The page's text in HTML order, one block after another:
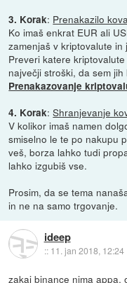
3. Korak: Prenakazilo
Ko imaš enkrat EUR ali
zamenjaš v kriptovalute
Preveri katere
največji stroški, da sem
Prenakazovanje
4. Korak:Shranjevanje
V kolikor imaš namen
smiselno le te po nakupu
veš, borza lahko tudi
lahko izgubiš vse.
Prosim, da se tema
in ne na samo trgovanje.
ideep
:: 11. jan 2018, 12:24
zakaj binance nima appa,